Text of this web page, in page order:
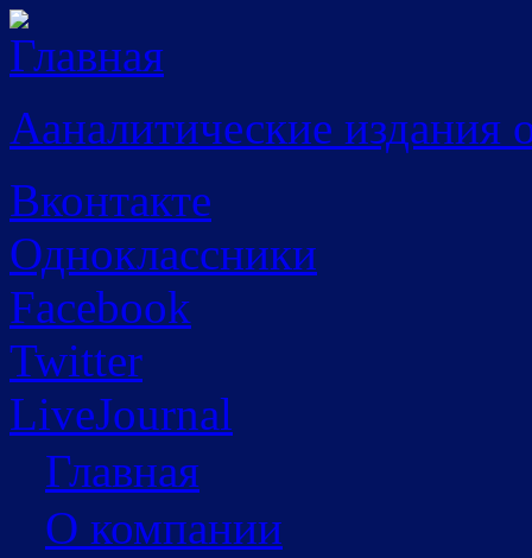
Перейти к основному содержанию
Ааналитические
Вконтакте
Одноклассники
Facebook
Twitter
LiveJournal
Главная
О компании